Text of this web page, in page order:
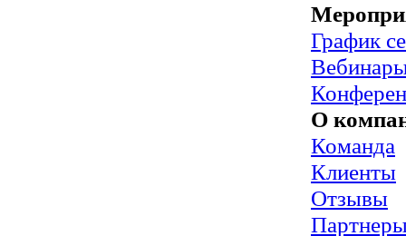
График
О
Команда
Клиенты
Отзывы